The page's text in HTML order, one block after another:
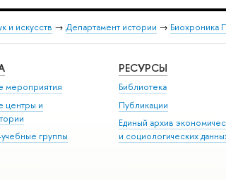
и искусств → Департамент истории → Биохроника
мероприятия
центры и
группы
РЕСУРСЫ
Библиотека
Публикации
Единый архив
и социологических